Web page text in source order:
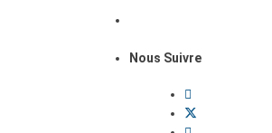
Nous Suivre